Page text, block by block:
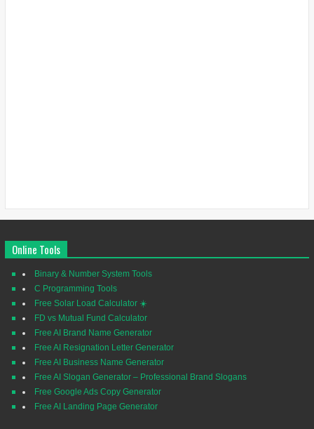
Online Tools
Binary & Number System Tools
C Programming Tools
Free Solar Load Calculator ☀️
FD vs Mutual Fund Calculator
Free AI Brand Name Generator
Free AI Resignation Letter Generator
Free AI Business Name Generator
Free AI Slogan Generator – Professional Brand Slogans
Free Google Ads Copy Generator
Free AI Landing Page Generator